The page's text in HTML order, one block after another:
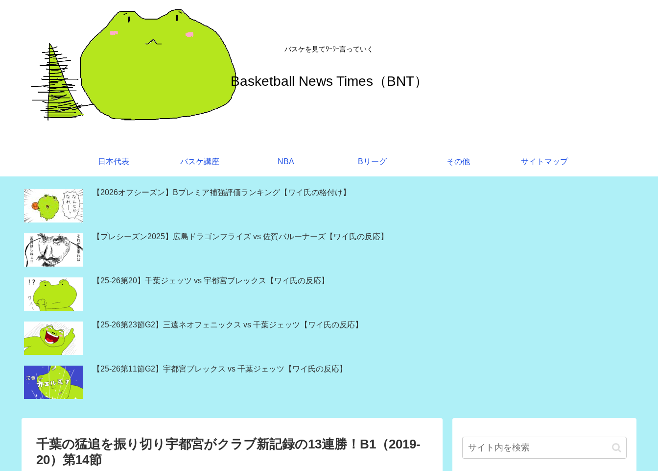
バスケを見てﾜｰﾜｰ言っていく
Basketball News Times（BNT）
日本代表 バスケ講座 NBA Bリーグ その他 サイトマップ
【2026オフシーズン】Bプレミア補強評価ランキング【ワイ氏の格付け】
【プレシーズン2025】広島ドラゴンフライズ vs 佐賀バルーナーズ【ワイ氏の反応】
【25-26第20】千葉ジェッツ vs 宇都宮ブレックス【ワイ氏の反応】
【25-26第23節G2】三遠ネオフェニックス vs 千葉ジェッツ【ワイ氏の反応】
【25-26第11節G2】宇都宮ブレックス vs 千葉ジェッツ【ワイ氏の反応】
千葉の猛追を振り切り宇都宮がクラブ新記録の13連勝！B1（2019-
20）第14節